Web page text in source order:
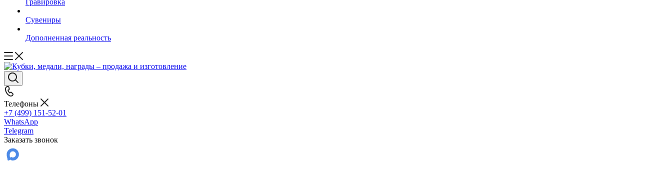
Гравировка
Сувениры
Дополненная реальность
Телефоны
+7 (499) 151-52-01
WhatsApp
Telegram
Заказать звонок